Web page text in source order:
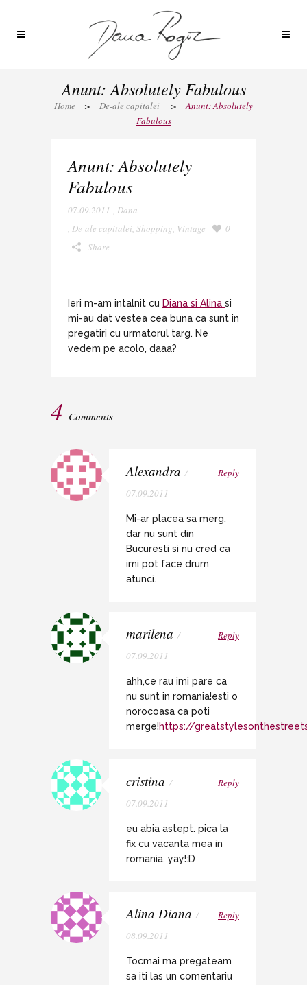
Anunt: Absolutely Fabulous
Home > De-ale capitalei >
Anunt: Absolutely
Fabulous
Anunt: Absolutely
Fabulous
07.09.2011 , Dana
, De-ale capitalei, Shopping, Vintage
0
Share
Ieri m-am intalnit cu Diana si Alina si
mi-au dat vestea cea buna ca sunt in
pregatiri cu urmatorul targ. Ne
vedem pe acolo, daaa?
4 Comments
Alexandra /
07.09.2011
Reply
Mi-ar placea sa merg,
dar nu sunt din
Bucuresti si nu cred ca
imi pot face drum
atunci.
marilena /
07.09.2011
Reply
ahh,ce rau imi pare ca
nu sunt in romania!esti o
norocoasa ca poti
merge!https://
cristina /
07.09.2011
Reply
eu abia astept. pica la
fix cu vacanta mea in
romania. yay!:D
Alina Diana /
08.09.2011
Reply
Tocmai ma pregateam
sa iti las un comentariu